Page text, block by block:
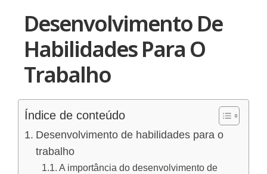
Desenvolvimento De
Habilidades Para O
Trabalho
Índice de conteúdo
Desenvolvimento de habilidades para o
trabalho
A importância do desenvolvimento de